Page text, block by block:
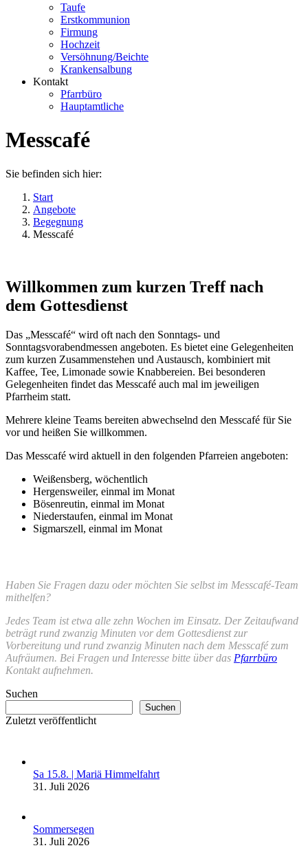
Taufe
Erstkommunion
Firmung
Hochzeit
Versöhnung/Beichte
Krankensalbung
Kontakt
Pfarrbüro
Hauptamtliche
Messcafé
Sie befinden sich hier:
Start
Angebote
Begegnung
Messcafé
Willkommen zum kurzen Treff nach
dem Gottesdienst
Das „Messcafé“ wird oft nach den Sonntags- und
Sonntagsvorabendmessen angeboten. Es bietet eine Gelegenheiten
zum kurzen Zusammenstehen und Austausch, kombiniert mit
Kaffee, Tee, Limonade sowie Knabbereien. Bei besonderen
Gelegenheiten findet das Messcafé auch mal im jeweiligen
Pfarrheim statt.
Mehrere kleine Teams bereiten abwechselnd den Messcafé für Sie
vor und heißen Sie willkommen.
Das Messcafé wird aktuell in den folgenden Pfarreien angeboten:
Weißensberg, wöchentlich
Hergensweiler, einmal im Monat
Bösenreutin, einmal im Monat
Niederstaufen, einmal im Monat
Sigmarszell, einmal im Monat
Haben Sie Fragen dazu oder möchten Sie selbst im Messcafé-Team
mithelfen?
Jedes Team ist etwa alle zehn Wochen im Einsatz. Der Zeitaufwand
beträgt rund zwanzig Minuten vor dem Gottesdienst zur
Vorbereitung und rund zwanzig Minuten nach dem Messcafé zum
Aufräumen. Bei Fragen und Interesse bitte über das Pfarrbüro
Kontaktaufnehmen.
Suchen
Suchen
Zuletzt veröffentlicht
Sa 15.8. | Mariä Himmelfahrt
31. Juli 2026
Sommersegen
31. Juli 2026